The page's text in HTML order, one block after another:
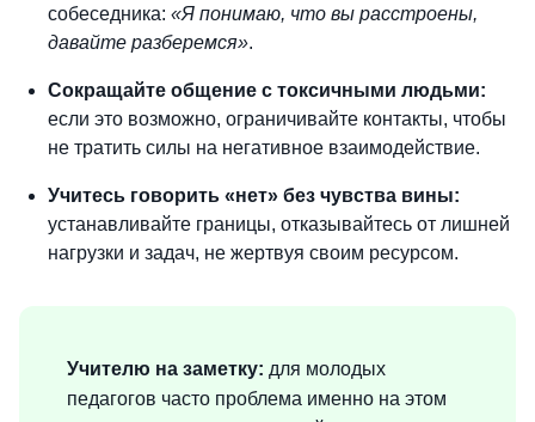
собеседника: «Я понимаю, что вы расстроены,
давайте разберемся».
Сокращайте общение с токсичными людьми:
если это возможно, ограничивайте контакты, чтобы
не тратить силы на негативное взаимодействие.
Учитесь говорить «нет» без чувства вины:
устанавливайте границы, отказывайтесь от лишней
нагрузки и задач, не жертвуя своим ресурсом.
Учителю на заметку: для молодых
педагогов часто проблема именно на этом